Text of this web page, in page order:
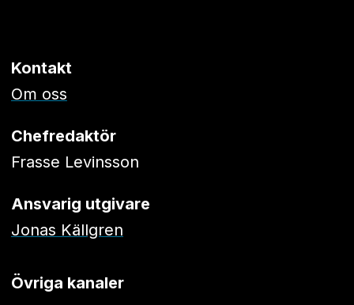
Kontakt
Om oss
Chefredaktör
Frasse Levinsson
Ansvarig utgivare
Jonas Källgren
Övriga kanaler